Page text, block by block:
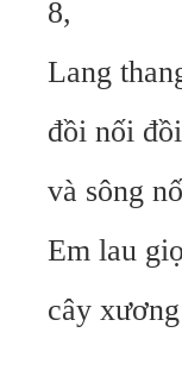
8,
Lang
đồi nối đồi
và sông
Em lau
cây